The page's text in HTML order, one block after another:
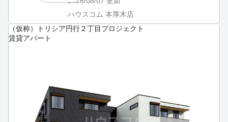
ハウスコム 本厚木店
（仮称）トリシア円行２丁目プロジェクト
賃貸アパート